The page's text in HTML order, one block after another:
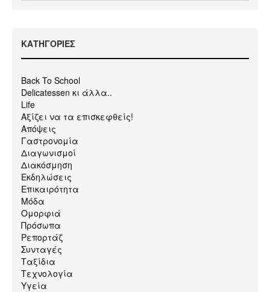
KΑΤΗΓΟΡΙΕΣ
Back To School
Delicatessen κι άλλα..
Life
Αξίζει να τα επισκεφθείς!
Απόψεις
Γαστρονομία
Διαγωνισμοί
Διακόσμηση
Εκδηλώσεις
Επικαιρότητα
Μόδα
Ομορφιά
Πρόσωπα
Ρεπορτάζ
Συνταγές
Ταξίδια
Τεχνολογία
Υγεία